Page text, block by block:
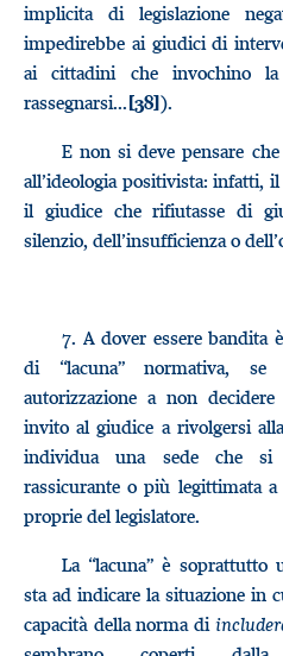
implicita di legislazione
impedirebbe ai giudici di
ai cittadini che invochino
rassegnarsi...[38]).
E non si deve pensare
all’ideologia positivista: infatti, il
il giudice che rifiutasse di
silenzio, dell’insufficienza o
7. A dover essere bandita
di “lacuna” normativa, se
autorizzazione a non
invito al giudice a rivolgersi
individua una sede che
rassicurante o più legittimata
proprie del legislatore.
La “lacuna” è soprattutto
sta ad indicare la situazione in
capacità della norma di